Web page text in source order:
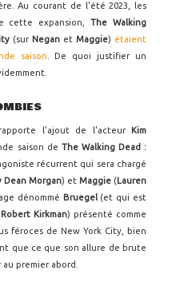
Au courant de l'été 2023, les
cette expansion,The Walking
(sur Negan etMaggie) étaient
saison . De quoi justifier un
l'ajout de l'acteur
Kim
saison de The Walking Dead :
récurrent qui sera chargé
Dean Morgan) et Maggie (Lauren
dénommé Bruegel (et qui est
Robert Kirkman) présenté comme
féroces de New York City, bien
que ce que son allure de brute
premier abord.